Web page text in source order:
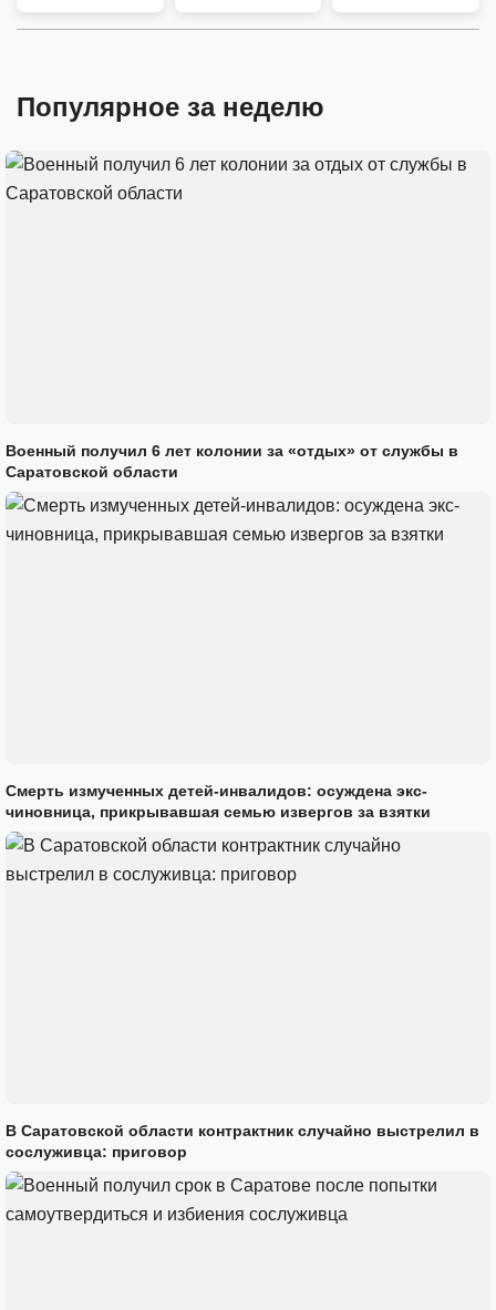
Популярное за неделю
Военный получил 6 лет колонии за «отдых» от службы в
Саратовской области
Смерть измученных детей-инвалидов: осуждена экс-
чиновница, прикрывавшая семью извергов за взятки
В Саратовской области контрактник случайно выстрелил в
сослуживца: приговор